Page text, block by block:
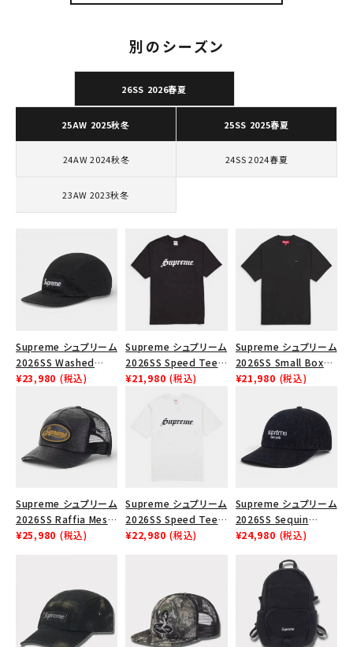
キャップ・ハット
バックパック・リュック
その他バッグ類
スニーカー・ブーツ
パンツ・ショーツ
アクセサリー
SEASON
ACCOUNT MENU
ようこそ ゲスト 様
ログイン 会員登録
別のシーズン
26SS 2026春夏
25AW 2025秋冬 25SS 2025春夏
24AW 2024秋冬 24SS 2024春夏
23AW 2023秋冬
Supreme シュプリーム
2026SS Washed
Chino Twill Camp
ツイル キャンプキャップ
ブラック
¥23,980 (税込)
Supreme シュプリーム
2026SS Speed Tee
スピードTシャツ ブラッ
¥21,980 (税込)
Supreme シュプリーム
2026SS Small Box
Tee スモールボックス
¥21,980 (税込)
Supreme シュプリーム
2026SS Raffia Mesh
Back 5-Panel ラフィア
¥25,980 (税込)
Supreme シュプリーム
2026SS Speed Tee
スピードTシャツ ホワ
¥22,980 (税込)
Supreme シュプリーム
2026SS Sequin
Denim Classic Logo
デニム クラシックロゴ
6パネルキャップ ブラッ
¥24,980 (税込)